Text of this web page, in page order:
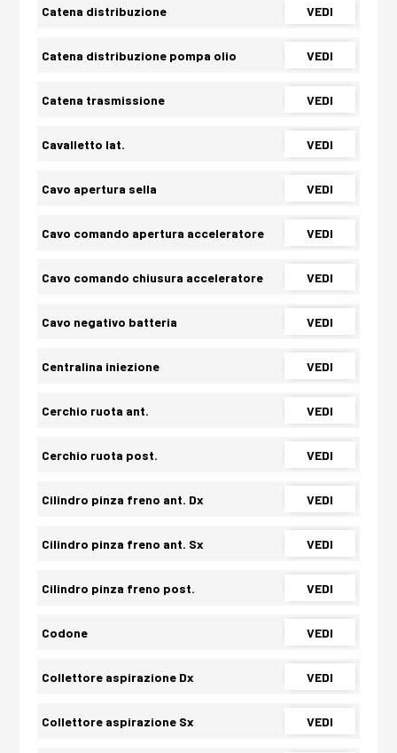
Catena distribuzione VEDI
Catena distribuzione pompa olio VEDI
Catena trasmissione VEDI
Cavalletto lat. VEDI
Cavo apertura sella VEDI
Cavo comando apertura acceleratore VEDI
Cavo comando chiusura acceleratore VEDI
Cavo negativo batteria VEDI
Centralina iniezione VEDI
Cerchio ruota ant. VEDI
Cerchio ruota post. VEDI
Cilindro pinza freno ant. Dx VEDI
Cilindro pinza freno ant. Sx VEDI
Cilindro pinza freno post. VEDI
Codone VEDI
Collettore aspirazione Dx VEDI
Collettore aspirazione Sx VEDI